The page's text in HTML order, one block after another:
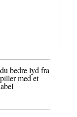
bedre lyd fra
med et